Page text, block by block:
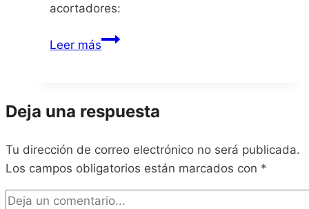
acortadores:
Leer másAirhead
Deja una respuesta
Tu dirección de correo electrónico no será publicada.
Los campos obligatorios están marcados con *